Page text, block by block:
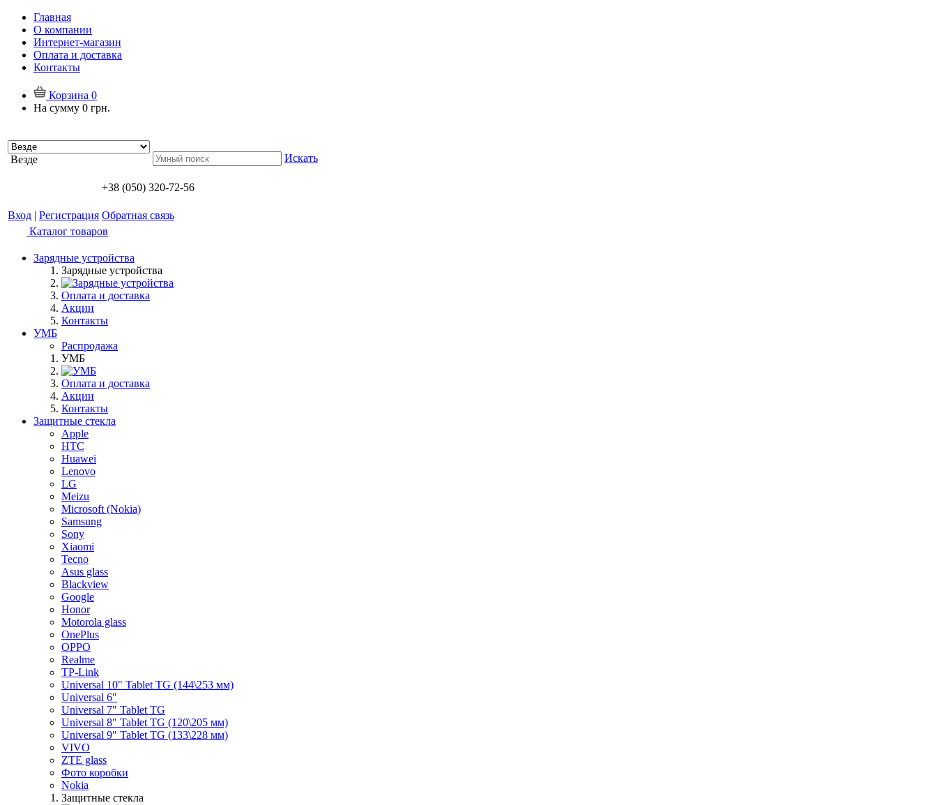
Главная
О компании
Интернет-магазин
Оплата и доставка
Контакты
Корзина 0
На сумму 0 грн.
Везде Искать
+38 (050) 320-72-56
Вход | Регистрация Обратная связь
Каталог товаров
Зарядные устройства
Зарядные устройства
Оплата и доставка
Акции
Контакты
УМБ
Распродажа
УМБ
Оплата и доставка
Акции
Контакты
Защитные стекла
Apple
HTC
Huawei
Lenovo
LG
Meizu
Microsoft (Nokia)
Samsung
Sony
Xiaomi
Tecno
Asus glass
Blackview
Google
Honor
Motorola glass
OnePlus
OPPO
Realme
TP-Link
Universal 10" Tablet TG (144\253 мм)
Universal 6"
Universal 7" Tablet TG
Universal 8" Tablet TG (120\205 мм)
Universal 9" Tablet TG (133\228 мм)
VIVO
ZTE glass
Фото коробки
Nokia
Защитные стекла